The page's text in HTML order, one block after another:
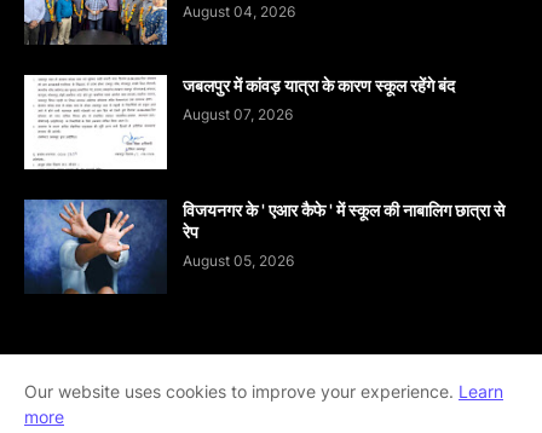
August 04, 2026
जबलपुर में कांवड़ यात्रा के कारण स्कूल रहेंगे बंद
August 07, 2026
विजयनगर के ' एआर कैफे ' में स्कूल की नाबालिग छात्रा से
रेप
August 05, 2026
Home About contact-us
Disclaimer
Our website uses cookies to improve your experience. Learn
more